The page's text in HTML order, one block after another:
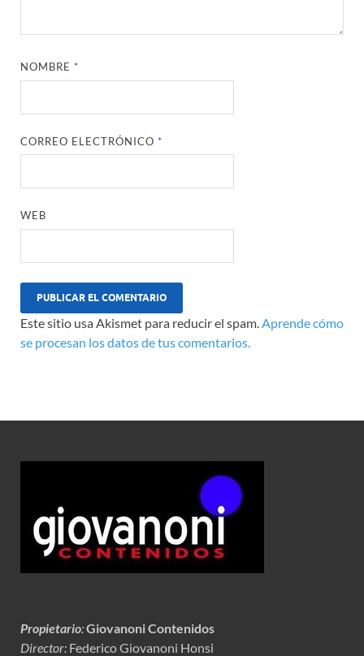
NOMBRE*
CORREO ELECTRÓNICO*
WEB
Este sitio usa Akismet para reducir el spam. Aprende cómo
se procesan los datos de tus comentarios.
Propietario:Giovanoni Contenidos
Director: Federico Giovanoni Honsi